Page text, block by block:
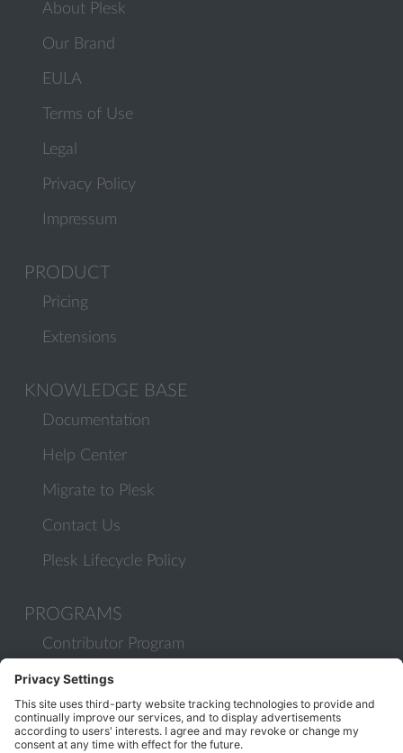
About Plesk
Our Brand
EULA
Terms of Use
Legal
Privacy Policy
Impressum
PRODUCT
Pricing
Extensions
KNOWLEDGE BASE
Documentation
Help Center
Migrate to Plesk
Contact Us
Plesk Lifecycle Policy
PROGRAMS
Contributor Program
Partner Program
COMMUNITY